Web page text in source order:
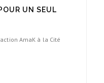
UN SEUL
AmaK à la Cité